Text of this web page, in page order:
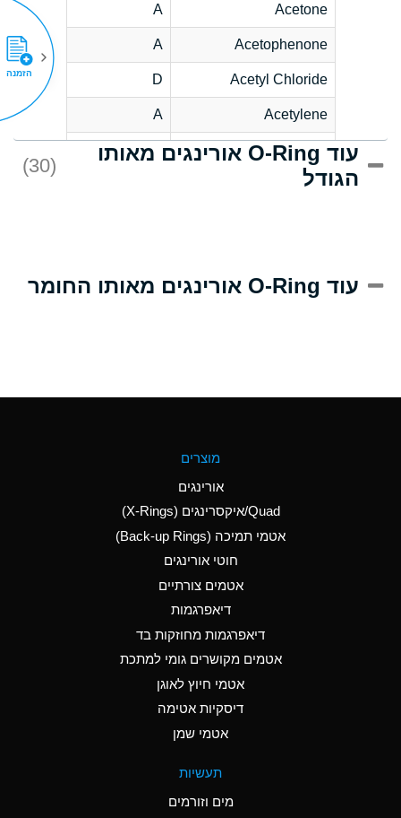
Acetone
A
Acetophenone
A
Acetyl Chloride
D
Acetylene
A
Acrlylonitrile
D
Adipic Acid
(Aqueous)
Aluminum Nitrate
(Aqueous)
Aluminum Phosphate
Ammonia Anhydrous
A
Ammonia Gas (cold)
A
Ammonia Gas (hot)
עוד O-Ring אורינגים מאותו
הגודל
(30)
עוד O-Ring אורינגים מאותו החומר
מוצרים
אורינגים
Quad/איקסרינגים (X-Rings)
אטמי תמיכה (Back-up Rings)
חוטי אורינגים
אטמים צורתיים
דיאפרגמות
דיאפרגמות מחוזקות בד
אטמים מקושרים גומי למתכת
אטמי חיוץ לאוגן
דיסקיות אטימה
אטמי שמן
תעשיות
מים וזורמים
הזמנה